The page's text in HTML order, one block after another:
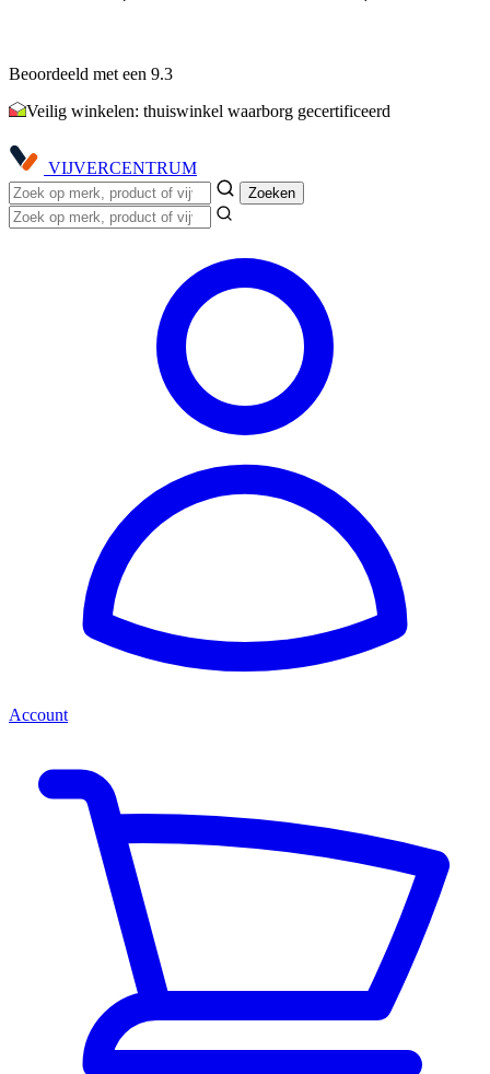
Beoordeeld met een 9.3
Veilig winkelen: thuiswinkel waarborg gecertificeerd
VIJVERCENTRUM
Zoeken
Account